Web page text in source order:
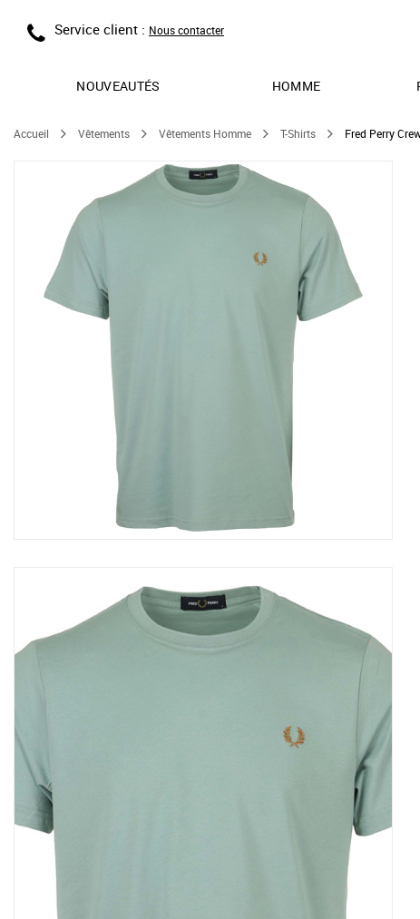
Service client : Nous contacter
NOUVEAUTÉS HOMME
Accueil Vêtements Vêtements Homme T-Shirts Fred Perry